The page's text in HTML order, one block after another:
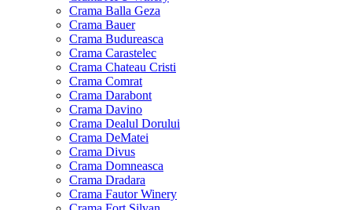
Crama Balla Geza
Crama Bauer
Crama Budureasca
Crama Carastelec
Crama Chateau Cristi
Crama Comrat
Crama Darabont
Crama Davino
Crama Dealul Dorului
Crama DeMatei
Crama Divus
Crama Domneasca
Crama Dradara
Crama Fautor Winery